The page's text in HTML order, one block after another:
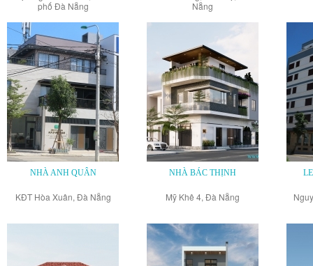
phố Đà Nẵng
Nẵng
NHÀ ANH QUÂN
KĐT Hòa Xuân, Đà Nẵng
NHÀ BÁC THỊNH
Mỹ Khê 4, Đà Nẵng